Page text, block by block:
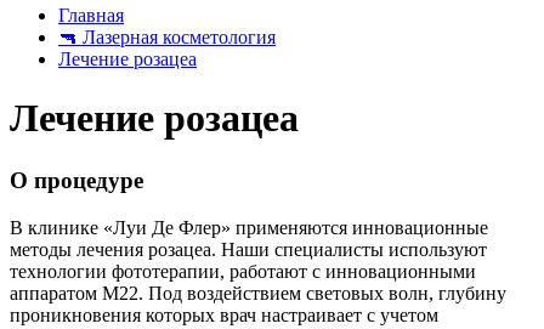
Главная
🔫 Лазерная косметология
Лечение розацеа
Лечение розацеа
О процедуре
В клинике «Луи Де Флер» применяются инновационные
методы лечения розацеа. Наши специалисты используют
технологии фототерапии, работают с инновационными
аппаратом М22. Под воздействием световых волн, глубину
проникновения которых врач настраивает с учетом